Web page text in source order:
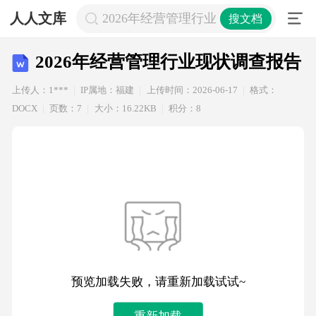
人人文库 2026年经营管理行业现状调查报告
搜文档
2026年经营管理行业现状调查报告
上传人：1*** IP属地：福建 上传时间：2026-06-17
格式：
DOCX
页数：7 大小：16.22KB 积分：8
预览加载失败，请重新加载试试~